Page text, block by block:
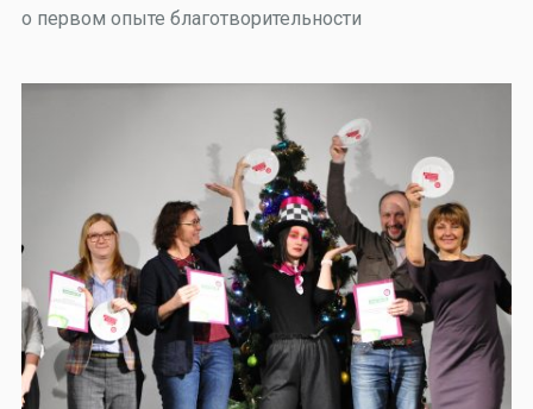
о первом опыте благотворительности